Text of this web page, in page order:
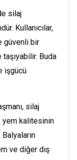
silaj
Kullanıcılar,
güvenli bir
Buda
işgücü
silaj
yem kalitesinin
ve diğer dış